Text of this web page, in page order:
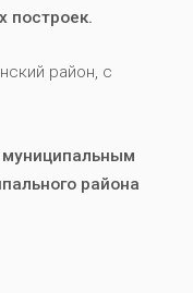
построек.
район, с
района